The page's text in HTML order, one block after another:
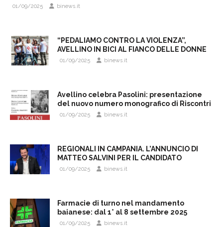
01/09/2025 binews.it
“PEDALIAMO CONTRO LA VIOLENZA”,
AVELLINO IN BICI AL FIANCO DELLE DONNE
01/09/2025 binews.it
Avellino celebra Pasolini: presentazione
del nuovo numero monografico di Riscontri
01/09/2025 binews.it
REGIONALI IN CAMPANIA. L’ANNUNCIO DI
MATTEO SALVINI PER IL CANDIDATO
01/09/2025 binews.it
Farmacie di turno nel mandamento
baianese: dal 1° al 8 settembre 2025
01/09/2025 binews.it